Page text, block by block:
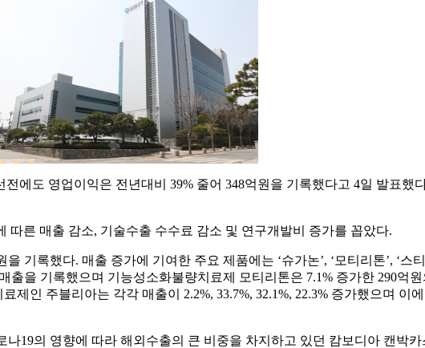
에도 영업이익은 전년대비 39% 줄어 348억원을 기록했다고 4일 발표했
른 매출 감소, 기술수출 수수료 감소 및 연구개발비 증가를 꼽았다.
록했다. 매출 증가에 기여한 주요 제품에는 ‘슈가논’, ‘모티리톤’, ‘스티
출을 기록했으며 기능성소화불량치료제 모티리톤은 7.1% 증가한 290억
인 주블리아는 각각 매출이 2.2%, 33.7%, 32.1%, 22.3% 증가했으며 이
19의 영향에 따라 해외수출의 큰 비중을 차지하고 있던 캄보디아 캔박